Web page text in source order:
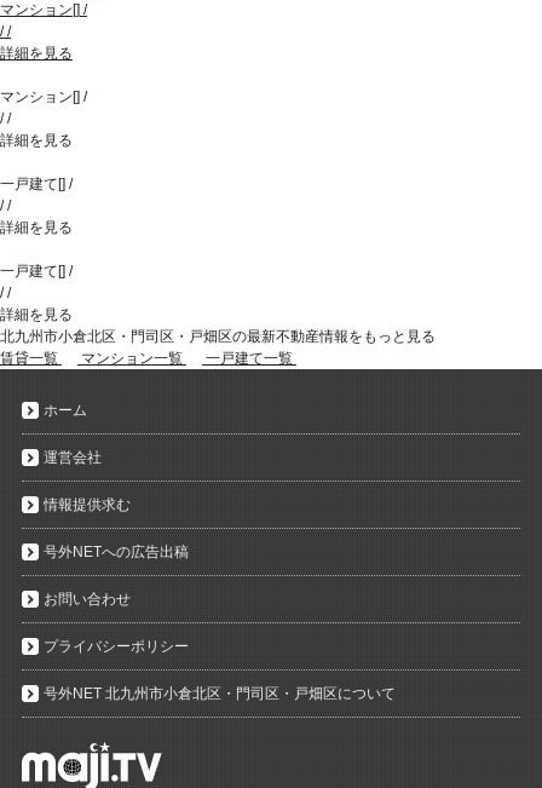
マンション [] /
//
詳細を見る
マンション [] /
//
詳細を見る
一戸建て [] /
//
詳細を見る
一戸建て [] /
//
詳細を見る
北九州市小倉北区・門司区・戸畑区の最新不動産情報をもっと見る
賃貸一覧
マンション一覧 一戸建て一覧
ホーム
運営会社
情報提供求む
号外NETへの広告出稿
お問い合わせ
プライバシーポリシー
号外NET 北九州市小倉北区・門司区・戸畑区について